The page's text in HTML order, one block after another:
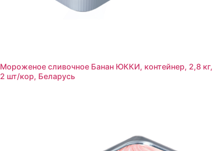
Мороженое сливочное Банан ЮККИ, контейнер, 2,8 кг,
2 шт/кор, Беларусь